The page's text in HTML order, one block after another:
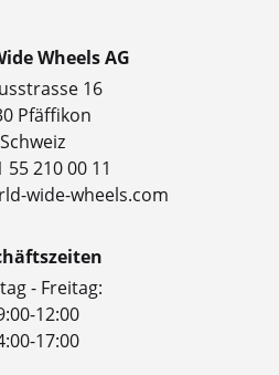
Wheels AG
16
Pfäffikon
Schweiz
55 210 00 11
wide-wheels.com
- Freitag:
12:00
17:00